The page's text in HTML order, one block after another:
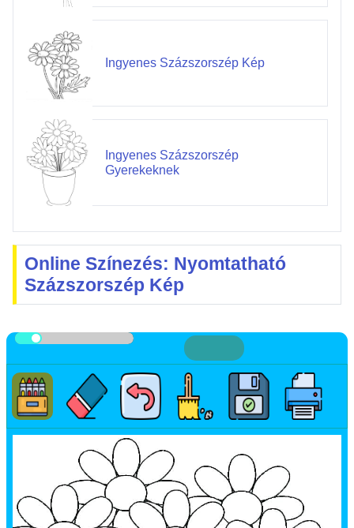
Ingyenes Százszorszép Kép
Ingyenes Százszorszép
Gyerekeknek
Online Színezés: Nyomtatható
Százszorszép Kép